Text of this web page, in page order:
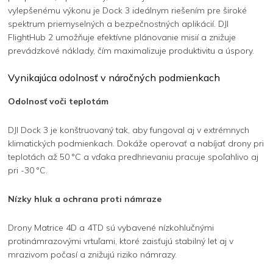
vylepšenému výkonu je Dock 3 ideálnym riešením pre široké
spektrum priemyselných a bezpečnostných aplikácií. DJI
FlightHub 2 umožňuje efektívne plánovanie misií a znižuje
prevádzkové náklady, čím maximalizuje produktivitu a úspory.
Vynikajúca odolnosť v náročných podmienkach
Odolnosť voči teplotám
DJI Dock 3 je konštruovaný tak, aby fungoval aj v extrémnych
klimatických podmienkach. Dokáže operovať a nabíjať drony pri
teplotách až 50 °C a vďaka predhrievaniu pracuje spoľahlivo aj
pri -30 °C.
Nízky hluk a ochrana proti námraze
Drony Matrice 4D a 4TD sú vybavené nízkohlučnými
protinámrazovými vrtuľami, ktoré zaisťujú stabilný let aj v
mrazivom počasí a znižujú riziko námrazy.